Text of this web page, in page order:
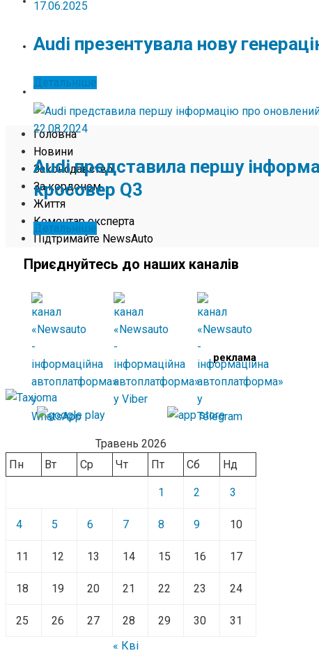
КОМЕНТАР ЕКСПЕРТА
ПІДТРИМАЙТЕ NEWSAUTO
Головна
Новини
Законодавство
За кордоном
Життя
Коментар експерта
Підтримайте NewsAuto
17.06.2025
Audi презентувала нову
Детальніше
22.08.2024
Audi представила першу
кросовер Q3
Детальніше
Приєднуйтесь до наших каналів
реклама
Травень 2026
Пн
Вт Ср Чт Пт Сб Нд
1 2 3
4 5 6 7 8 9 10
11 12 13 14 15 16 17
18 19 20 21 22 23 24
25 26 27 28 29 30
31
« Кві